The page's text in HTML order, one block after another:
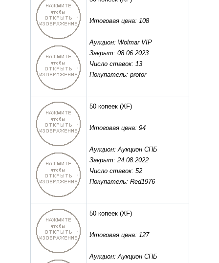
Итоговая цена: 108
Аукцион: Wolmar VIP
Закрыт: 08.06.2023
Число ставок: 13
Покупатель: protor
50 копеек (XF)
Итоговая цена: 94
Аукцион: Аукцион СПБ
Закрыт: 24.08.2022
Число ставок: 52
Покупатель: Red1976
50 копеек (XF)
Итоговая цена: 127
Аукцион: Аукцион СПБ